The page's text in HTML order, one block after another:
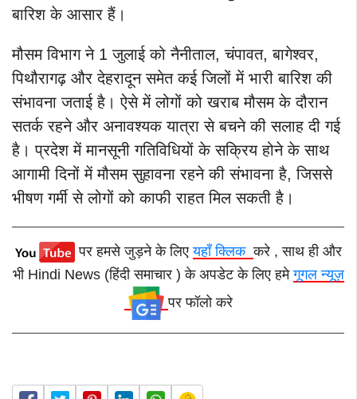
बारिश के आसार हैं।
मौसम विभाग ने 1 जुलाई को नैनीताल, चंपावत, बागेश्वर,
पिथौरागढ़ और देहरादून समेत कई जिलों में भारी बारिश की
संभावना जताई है। ऐसे में लोगों को खराब मौसम के दौरान
सतर्क रहने और अनावश्यक यात्रा से बचने की सलाह दी गई
है।प्रदेश में मानसूनी गतिविधियों के सक्रिय होने के साथ
आगामी दिनों में मौसम सुहावना रहने की संभावना है, जिससे
भीषण गर्मी से लोगों को काफी राहत मिल सकती है।
पर हमसे जुड़ने के लिएयहाँ क्लिककरे , साथ ही और
भी Hindi News (हिंदी समाचार ) के अपडेट के लिए हमेगूगल न्यूज़
पर फॉलो करे